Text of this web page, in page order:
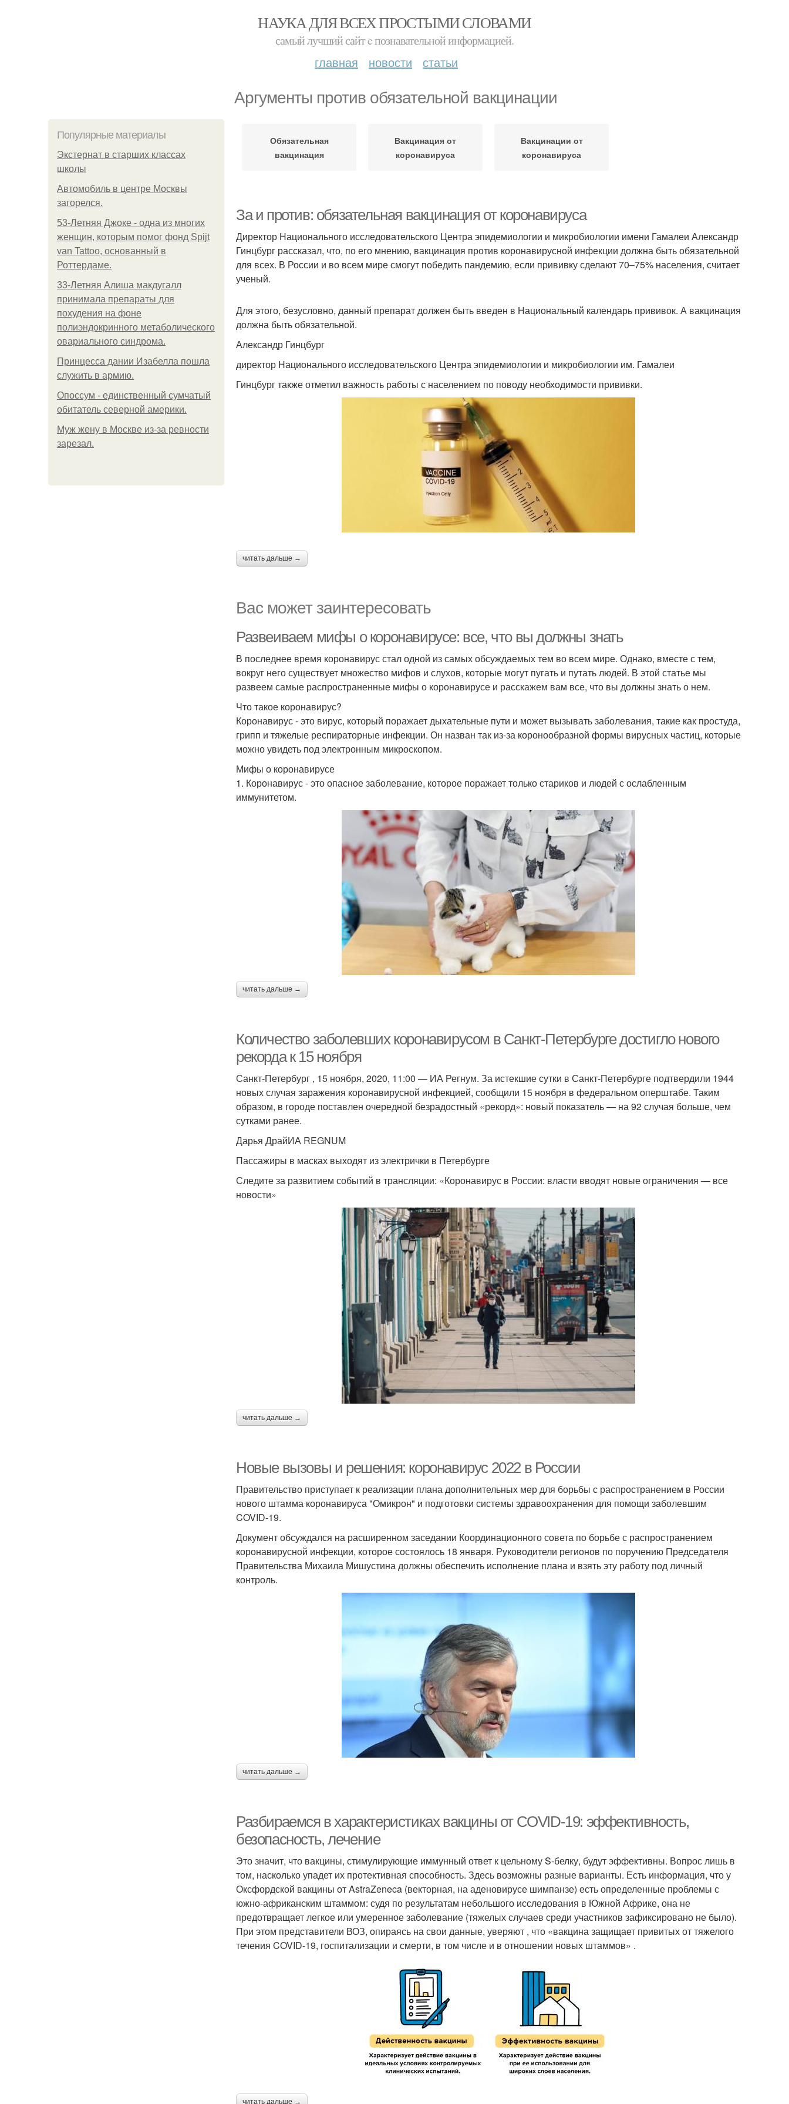
НАУКА ДЛЯ ВСЕХ ПРОСТЫМИ СЛОВАМИ
самый лучший сайт c познавательной информацией.
главная новости статьи
Аргументы против обязательной вакцинации
Популярные материалы
Экстернат в старших классах
школы
Автомобиль в центре Москвы
загорелся.
53-Летняя Джоке - одна из многих
женщин, которым помог фонд Spijt
van Tattoo, основанный в
Роттердаме.
33-Летняя Алиша макдугалл
принимала препараты для
похудения на фоне
полиэндокринного метаболического
овариального синдрома.
Принцесса дании Изабелла пошла
служить в армию.
Опоссум - единственный сумчатый
обитатель северной америки.
Mуж жену в Москве из-за ревности
зарезал.
Обязательная
вакцинация
Вакцинация от
коронавируса
Вакцинации от
коронавируса
За и против: обязательная вакцинация от коронавируса
Директор Национального исследовательского Центра эпидемиологии и микробиологии имени Гамалеи Александр
Гинцбург рассказал, что, по его мнению, вакцинация против коронавирусной инфекции должна быть обязательной
для всех. В России и во всем мире смогут победить пандемию, если прививку сделают 70–75% населения, считает
ученый.
Для этого, безусловно, данный препарат должен быть введен в Национальный календарь прививок. А вакцинация
должна быть обязательной.
Александр Гинцбург
директор Национального исследовательского Центра эпидемиологии и микробиологии им. Гамалеи
Гинцбург также отметил важность работы с населением по поводу необходимости прививки.
читать дальше →
Вас может заинтересовать
Развеиваем мифы о коронавирусе: все, что вы должны знать
В последнее время коронавирус стал одной из самых обсуждаемых тем во всем мире. Однако, вместе с тем,
вокруг него существует множество мифов и слухов, которые могут пугать и путать людей. В этой статье мы
развеем самые распространенные мифы о коронавирусе и расскажем вам все, что вы должны знать о нем.
Что такое коронавирус?
Коронавирус - это вирус, который поражает дыхательные пути и может вызывать заболевания, такие как простуда,
грипп и тяжелые респираторные инфекции. Он назван так из-за коронообразной формы вирусных частиц, которые
можно увидеть под электронным микроскопом.
Мифы о коронавирусе
1. Коронавирус - это опасное заболевание, которое поражает только стариков и людей с ослабленным
иммунитетом.
читать дальше →
Количество заболевших коронавирусом в Санкт-Петербурге достигло нового
рекорда к 15 ноября
Санкт-Петербург , 15 ноября, 2020, 11:00 — ИА Регнум. За истекшие сутки в Санкт-Петербурге подтвердили 1944
новых случая заражения коронавирусной инфекцией, сообщили 15 ноября в федеральном оперштабе. Таким
образом, в городе поставлен очередной безрадостный «рекорд»: новый показатель — на 92 случая больше, чем
сутками ранее.
Дарья ДрайИА REGNUM
Пассажиры в масках выходят из электрички в Петербурге
Следите за развитием событий в трансляции: «Коронавирус в России: власти вводят новые ограничения — все
новости»
читать дальше →
Новые вызовы и решения: коронавирус 2022 в России
Правительство приступает к реализации плана дополнительных мер для борьбы с распространением в России
нового штамма коронавируса "Омикрон" и подготовки системы здравоохранения для помощи заболевшим
COVID-19.
Документ обсуждался на расширенном заседании Координационного совета по борьбе с распространением
коронавирусной инфекции, которое состоялось 18 января. Руководители регионов по поручению Председателя
Правительства Михаила Мишустина должны обеспечить исполнение плана и взять эту работу под личный
контроль.
читать дальше →
Разбираемся в характеристиках вакцины от COVID-19: эффективность,
безопасность, лечение
Это значит, что вакцины, стимулирующие иммунный ответ к цельному S-белку, будут эффективны. Вопрос лишь в
том, насколько упадет их протективная способность. Здесь возможны разные варианты. Есть информация, что у
Оксфордской вакцины от AstraZeneca (векторная, на аденовирусе шимпанзе) есть определенные проблемы с
южно-африканским штаммом: судя по результатам небольшого исследования в Южной Африке, она не
предотвращает легкое или умеренное заболевание (тяжелых случаев среди участников зафиксировано не было).
При этом представители ВОЗ, опираясь на свои данные, уверяют , что «вакцина защищает привитых от тяжелого
течения COVID-19, госпитализации и смерти, в том числе и в отношении новых штаммов» .
читать дальше →